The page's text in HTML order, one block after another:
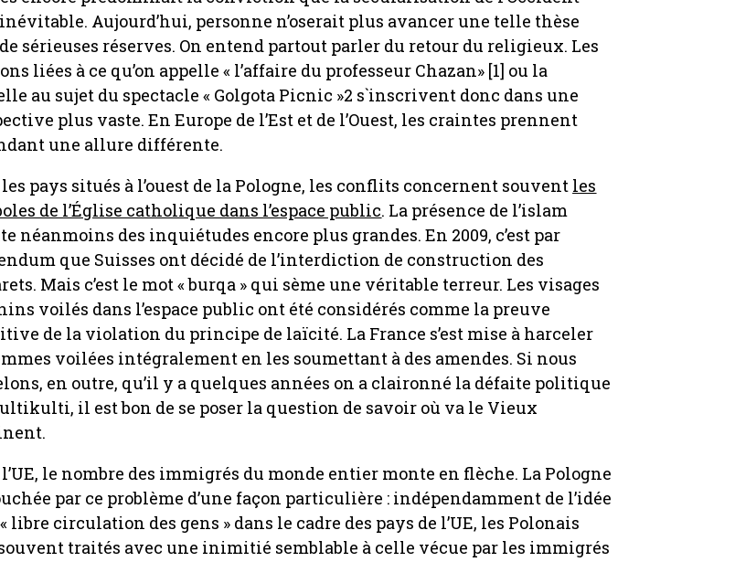
Aujourd’hui, personne n’oserait plus avancer une telle thèse
sérieuses réserves. On entend partout parler du retour du religieux. Les
liées à ce qu’on appelle « l’affaire du professeur Chazan» [1] ou la
au sujet du spectacle « Golgota Picnic »2 s`inscrivent donc dans une
plus vaste. En Europe de l’Est et de l’Ouest, les craintes prennent
une allure différente.
les pays situés à l’ouest de la Pologne, les conflits concernent souvent les
de l’Église catholique dans l’espace public. La présence de l’islam
néanmoins des inquiétudes encore plus grandes. En 2009, c’est par
que Suisses ont décidé de l’interdiction de construction des
Mais c’est le mot « burqa » qui sème une véritable terreur. Les visages
voilés dans l’espace public ont été considérés comme la preuve
de la violation du principe de laïcité. La France s’est mise à harceler
voilées intégralement en les soumettant à des amendes. Si nous
en outre, qu’il y a quelques années on a claironné la défaite politique
il est bon de se poser la question de savoir où va le Vieux
l’UE, le nombre des immigrés du monde entier monte en flèche. La Pologne
par ce problème d’une façon particulière : indépendamment de l’idée
libre circulation des gens » dans le cadre des pays de l’UE, les Polonais
traités avec une inimitié semblable à celle vécue par les immigrés